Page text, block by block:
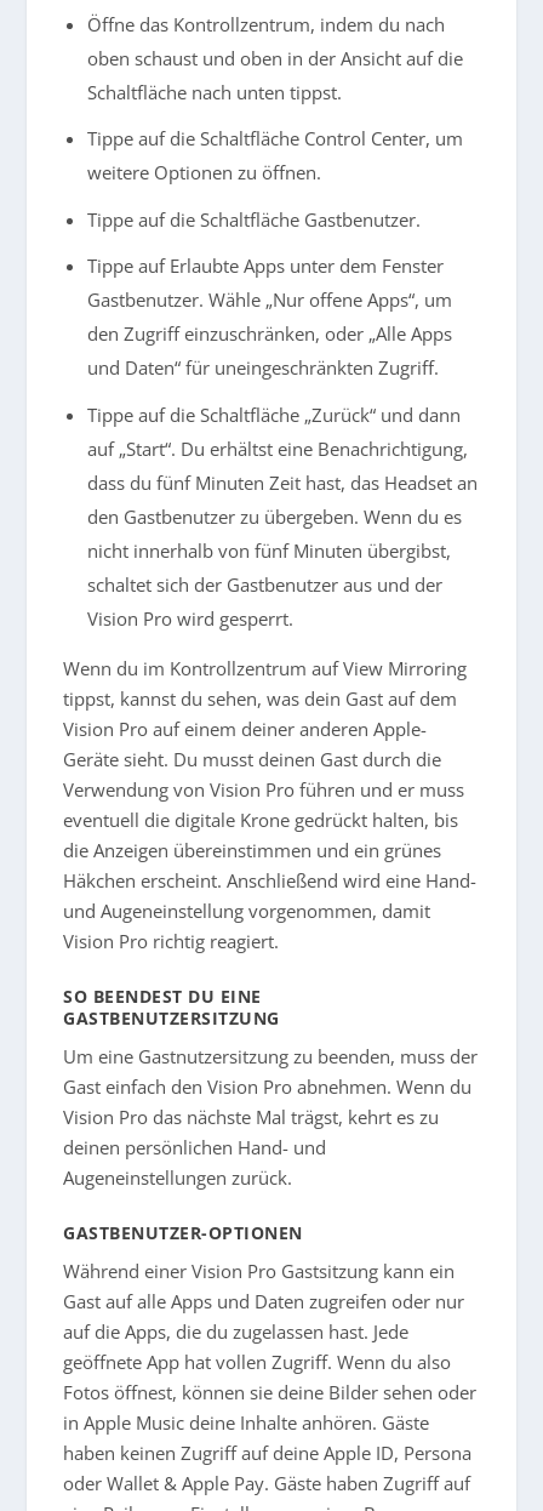
Öffne das Kontrollzentrum, indem du nach
oben schaust und oben in der Ansicht auf die
Schaltfläche nach unten tippst.
Tippe auf die Schaltfläche Control Center, um
weitere Optionen zu öffnen.
Tippe auf die Schaltfläche Gastbenutzer.
Tippe auf Erlaubte Apps unter dem Fenster
Gastbenutzer. Wähle „Nur offene Apps“, um
den Zugriff einzuschränken, oder „Alle Apps
und Daten“ für uneingeschränkten Zugriff.
Tippe auf die Schaltfläche „Zurück“ und dann
auf „Start“. Du erhältst eine Benachrichtigung,
dass du fünf Minuten Zeit hast, das Headset an
den Gastbenutzer zu übergeben. Wenn du es
nicht innerhalb von fünf Minuten übergibst,
schaltet sich der Gastbenutzer aus und der
Vision Pro wird gesperrt.
Wenn du im Kontrollzentrum auf View Mirroring
tippst, kannst du sehen, was dein Gast auf dem
Vision Pro auf einem deiner anderen Apple-
Geräte sieht. Du musst deinen Gast durch die
Verwendung von Vision Pro führen und er muss
eventuell die digitale Krone gedrückt halten, bis
die Anzeigen übereinstimmen und ein grünes
Häkchen erscheint. Anschließend wird eine Hand-
und Augeneinstellung vorgenommen, damit
Vision Pro richtig reagiert.
SO BEENDEST DU EINE
GASTBENUTZERSITZUNG
Um eine Gastnutzersitzung zu beenden, muss der
Gast einfach den Vision Pro abnehmen. Wenn du
Vision Pro das nächste Mal trägst, kehrt es zu
deinen persönlichen Hand- und
Augeneinstellungen zurück.
GASTBENUTZER-OPTIONEN
Während einer Vision Pro Gastsitzung kann ein
Gast auf alle Apps und Daten zugreifen oder nur
auf die Apps, die du zugelassen hast. Jede
geöffnete App hat vollen Zugriff. Wenn du also
Fotos öffnest, können sie deine Bilder sehen oder
in Apple Music deine Inhalte anhören. Gäste
haben keinen Zugriff auf deine Apple ID, Persona
oder Wallet & Apple Pay. Gäste haben Zugriff auf